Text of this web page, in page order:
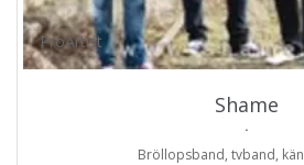
ProArtist
Shame
.
Bröllopsband, tvband,